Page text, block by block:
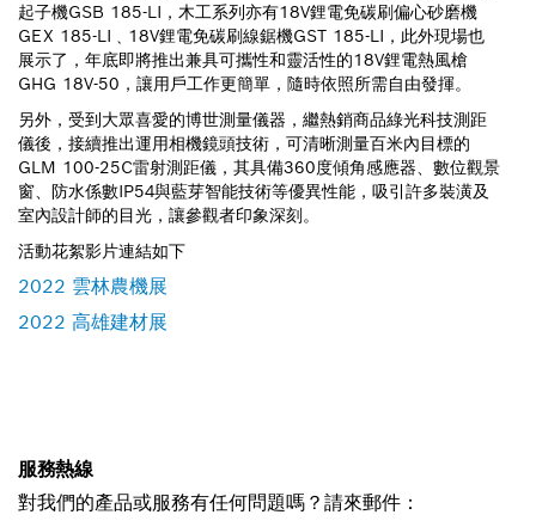
起子機GSB 185-LI，木工系列亦有18V鋰電免碳刷偏心砂磨機
GEX 185-LI﹑18V鋰電免碳刷線鋸機GST 185-LI，此外現場也
展示了，年底即將推出兼具可攜性和靈活性的18V鋰電熱風槍
GHG 18V-50，讓用戶工作更簡單，隨時依照所需自由發揮。
另外，受到大眾喜愛的博世測量儀器，繼熱銷商品綠光科技測距
儀後，接續推出運用相機鏡頭技術，可清晰測量百米內目標的
GLM 100-25C雷射測距儀，其具備360度傾角感應器、數位觀景
窗、防水係數IP54與藍芽智能技術等優異性能，吸引許多裝潢及
室內設計師的目光，讓參觀者印象深刻。
活動花絮影片連結如下
2022 雲林農機展
2022 高雄建材展
服務熱線
對我們的產品或服務有任何問題嗎？請來郵件：